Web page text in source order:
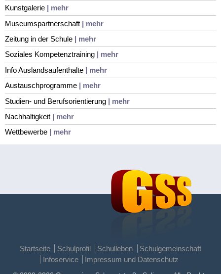
Kunstgalerie | mehr
Museumspartnerschaft | mehr
Zeitung in der Schule | mehr
Soziales Kompetenztraining | mehr
Info Auslandsaufenthalte | mehr
Austauschprogramme | mehr
Studien- und Berufsorientierung | mehr
Nachhaltigkeit | mehr
Wettbewerbe | mehr
Startseite Schulprofil Schulleben
Schulgemeinschaft
Infoservice
Impressum und Datenschutz